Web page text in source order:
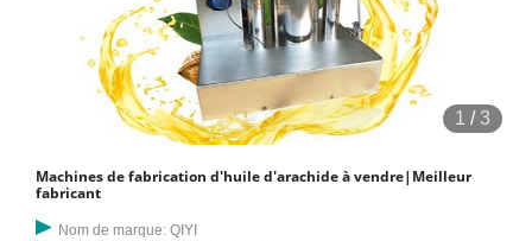
1 /3
Machines de fabrication d'huile d'arachide à vendre|Meilleur
fabricant
Nom de marque: QIYI